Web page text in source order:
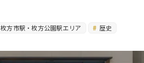
枚方市駅・枚方公園駅エリア 歴史